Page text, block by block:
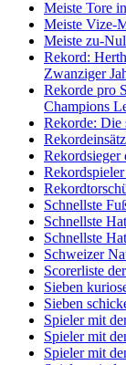
Meiste Tore
Meiste Vize-
Meiste zu-
Rekord:
Zwanziger
Rekorde pro
Champions
Rekorde: Die
Rekordsieger
Schnellste
Schnellste
Schnellste
Schweizer
Scorerliste
Sieben
Sieben
Spieler mit
Spieler mit
Spieler mit